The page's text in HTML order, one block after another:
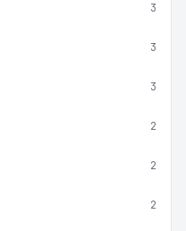
3
3
3
2
2
2